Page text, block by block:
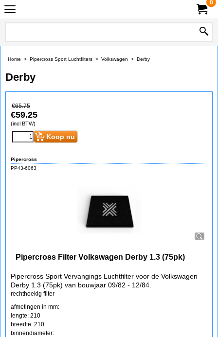
0
Home > Pipercross Sport Luchtfilters > Volkswagen > Derby
Derby
€65.75
€59.25
(incl BTW)
Koop nu
Pipercross
PP43-6063
Pipercross Filter Volkswagen Derby 1.3 (75pk)
Pipercross Sport Vervangings Luchtfilter voor de Volkswagen
Derby 1.3 (75pk) van bouwjaar 09/82 - 12/84.
rechthoekig filter
afmetingen in mm:
lengte: 210
breedte: 210
binnendiameter: